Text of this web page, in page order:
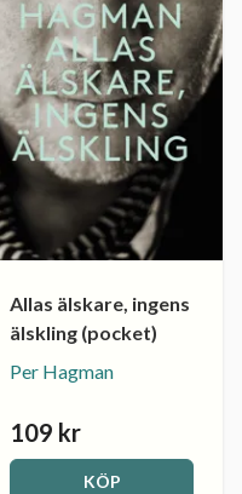
Allas älskare, ingens
älskling (pocket)
Per Hagman
109 kr
KÖP